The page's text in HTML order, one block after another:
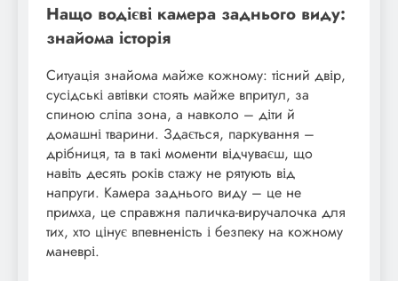
Нащо водієві камера заднього виду:
знайома історія
Ситуація знайома майже кожному: тісний двір,
сусідські автівки стоять майже впритул, за
спиною сліпа зона, а навколо – діти й
домашні тварини. Здається, паркування –
дрібниця, та в такі моменти відчуваєш, що
навіть десять років стажу не рятують від
напруги. Камера заднього виду – це не
примха, це справжня паличка-виручалочка для
тих, хто цінує впевненість і безпеку на кожному
маневрі.